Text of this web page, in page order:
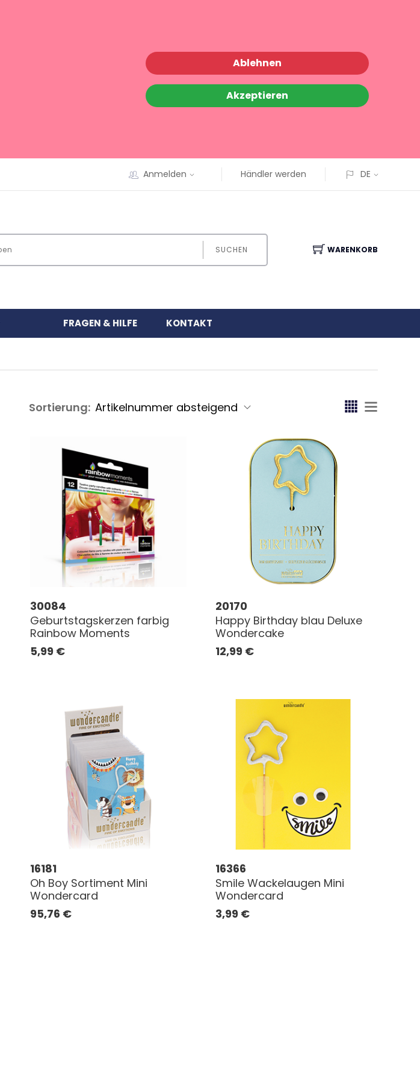
Ablehnen
Akzeptieren
Anmelden Händler werden DE
SUCHEN WARENKORB
FRAGEN & HILFE KONTAKT
Sortierung:
30084
Geburtstagskerzen farbig
Rainbow Moments
5,99 €
20170
Happy Birthday blau Deluxe
Wondercake
12,99 €
16181
Oh Boy Sortiment Mini
Wondercard
95,76 €
16366
Smile Wackelaugen Mini
Wondercard
3,99 €